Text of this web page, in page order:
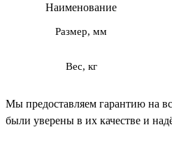
Наименование
Размер, мм
Вес, кг
Мы предоставляем гарантию на
были уверены в их качестве и